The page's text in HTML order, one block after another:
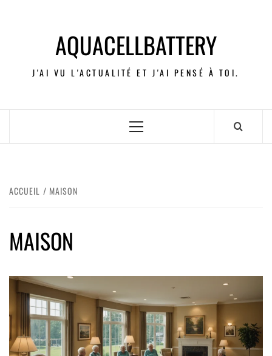
AQUACELLBATTERY
J'AI VU L'ACTUALITÉ ET J'AI PENSÉ À TOI.
ACCUEIL MAISON
MAISON